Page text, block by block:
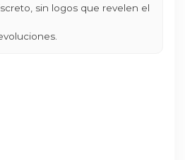
sin logos que revelen el